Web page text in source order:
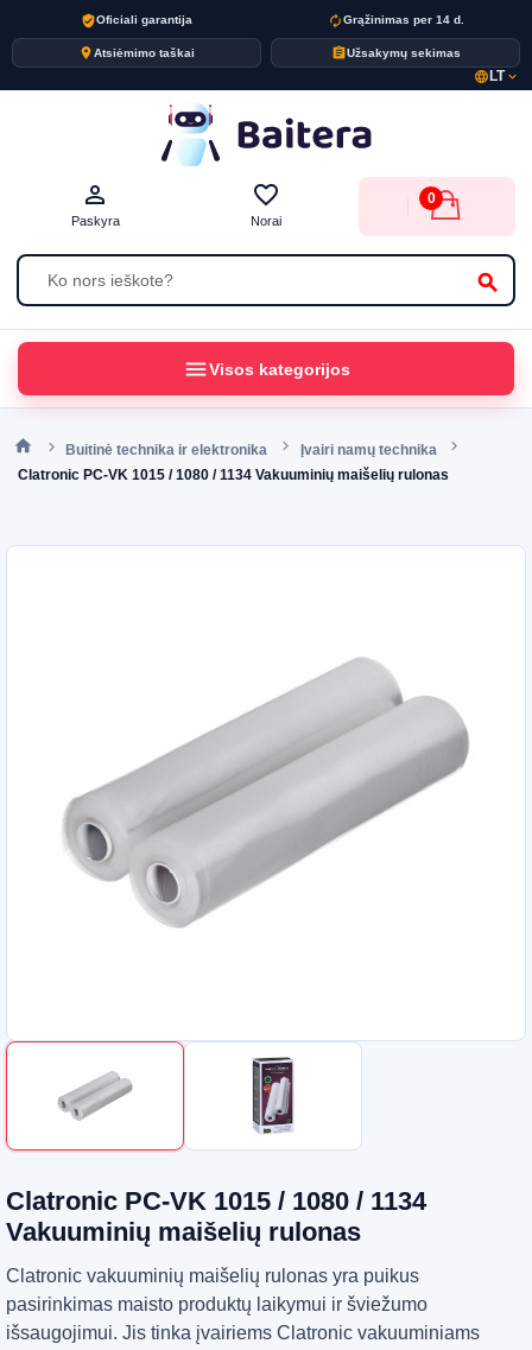
verified_userOficiali garantija autorenewGrąžinimas per 14 d.
placeAtsiėmimo taškai assignmentUžsakymų sekimas
language LTexpand_more
search
person_outline
Paskyra
favorite_border
Norai
0
menuVisos kategorijos
Buitinė technika ir elektronika
Įvairi namų technika
Clatronic PC-VK 1015 / 1080 / 1134 Vakuuminių maišelių rulonas
Clatronic PC-VK 1015 / 1080 / 1134
Vakuuminių maišelių rulonas
Clatronic vakuuminių maišelių rulonas yra puikus
pasirinkimas maisto produktų laikymui ir šviežumo
išsaugojimui. Jis tinka įvairiems Clatronic vakuuminiams